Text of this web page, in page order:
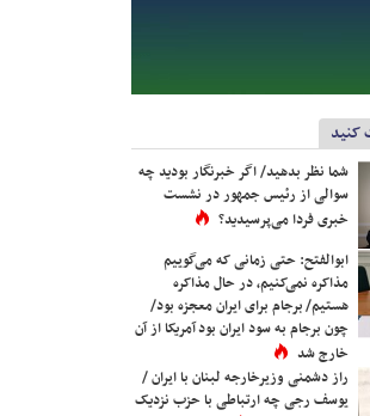
شما نظر بدهید/ اگر خبرنگار بودید چه
سوالی از رئیس جمهور در نشست
خبری فردا می‌پرسیدید؟
ابوالفتح: حتی زمانی که می‌گوییم
مذاکره نمی‌کنیم، در حال مذاکره
هستیم/ برجام برای ایران معجزه بود/
چون برجام به سود ایران بود آمریکا از آن
خارج شد
راز دشمنی وزیرخارجه لبنان با ایران /
یوسف رجی چه ارتباطی با حزب نزدیک